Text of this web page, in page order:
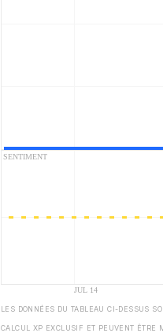
LES DONNÉES DU TABLEAU CI-DESSUS
CALCUL XP EXCLUSIF ET PEUVENT ÊTRE